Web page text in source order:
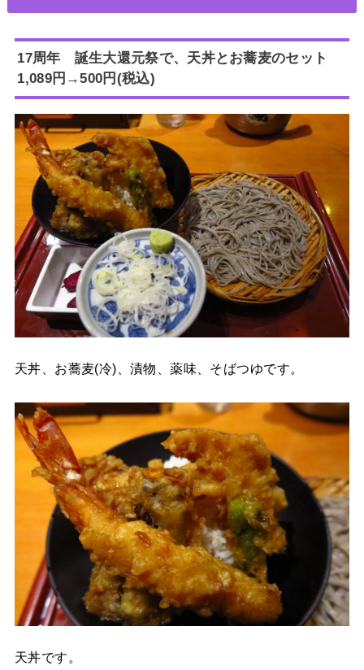
17周年 誕生大還元祭で、天丼とお蕎麦のセット
1,089円→500円(税込)
天丼、お蕎麦(冷)、漬物、薬味、そばつゆです。
天丼です。